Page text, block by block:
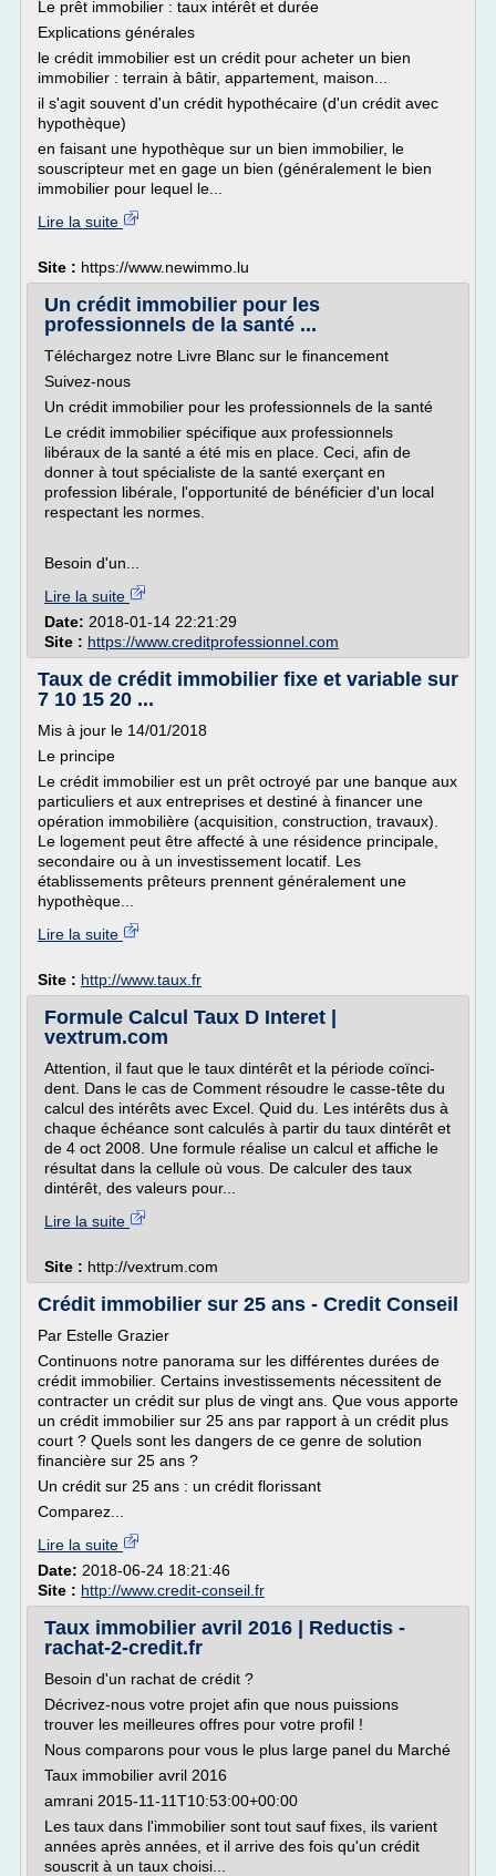
Le prêt immobilier : taux intérêt et durée
Explications générales
le crédit immobilier est un crédit pour acheter un bien
immobilier : terrain à bâtir, appartement, maison...
il s'agit souvent d'un crédit hypothécaire (d'un crédit avec
hypothèque)
en faisant une hypothèque sur un bien immobilier, le
souscripteur met en gage un bien (généralement le bien
immobilier pour lequel le...
Lire la suite
Site : https://www.newimmo.lu
Un crédit immobilier pour les
professionnels de la santé ...
Téléchargez notre Livre Blanc sur le financement
Suivez-nous
Un crédit immobilier pour les professionnels de la santé
Le crédit immobilier spécifique aux professionnels
libéraux de la santé a été mis en place. Ceci, afin de
donner à tout spécialiste de la santé exerçant en
profession libérale, l'opportunité de bénéficier d'un local
respectant les normes.
Besoin d'un...
Lire la suite
Date: 2018-01-14 22:21:29
Site : https://www.creditprofessionnel.com
Taux de crédit immobilier fixe et variable sur
7 10 15 20 ...
Mis à jour le 14/01/2018
Le principe
Le crédit immobilier est un prêt octroyé par une banque aux
particuliers et aux entreprises et destiné à financer une
opération immobilière (acquisition, construction, travaux).
Le logement peut être affecté à une résidence principale,
secondaire ou à un investissement locatif. Les
établissements prêteurs prennent généralement une
hypothèque...
Lire la suite
Site : http://www.taux.fr
Formule Calcul Taux D Interet |
vextrum.com
Attention, il faut que le taux dintérêt et la période coïnci-
dent. Dans le cas de Comment résoudre le casse-tête du
calcul des intérêts avec Excel. Quid du. Les intérêts dus à
chaque échéance sont calculés à partir du taux dintérêt et
de 4 oct 2008. Une formule réalise un calcul et affiche le
résultat dans la cellule où vous. De calculer des taux
dintérêt, des valeurs pour...
Lire la suite
Site : http://vextrum.com
Crédit immobilier sur 25 ans - Credit Conseil
Par Estelle Grazier
Continuons notre panorama sur les différentes durées de
crédit immobilier. Certains investissements nécessitent de
contracter un crédit sur plus de vingt ans. Que vous apporte
un crédit immobilier sur 25 ans par rapport à un crédit plus
court ? Quels sont les dangers de ce genre de solution
financière sur 25 ans ?
Un crédit sur 25 ans : un crédit florissant
Comparez...
Lire la suite
Date: 2018-06-24 18:21:46
Site : http://www.credit-conseil.fr
Taux immobilier avril 2016 | Reductis -
rachat-2-credit.fr
Besoin d'un rachat de crédit ?
Décrivez-nous votre projet afin que nous puissions
trouver les meilleures offres pour votre profil !
Nous comparons pour vous le plus large panel du Marché
Taux immobilier avril 2016
amrani 2015-11-11T10:53:00+00:00
Les taux dans l'immobilier sont tout sauf fixes, ils varient
années après années, et il arrive des fois qu'un crédit
souscrit à un taux choisi...